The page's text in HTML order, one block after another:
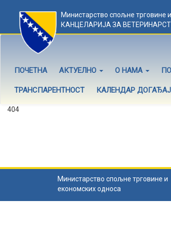
Министарство спољне трговине
КАНЦЕЛАРИЈА ЗА
ПОЧЕТНА АКТУЕЛНО О НАМА
ТРАНСПАРЕНТНОСТ КАЛЕНДАР
404
Министарство спољне трговине и
економских односа